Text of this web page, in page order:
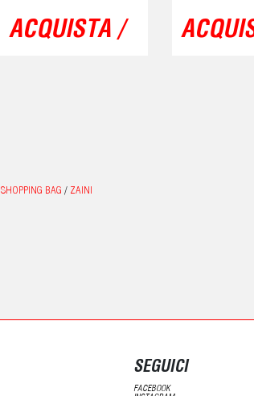
ACQUISTA /
SHOPPING BAG / ZAINI
SEGUICI
FACEBOOK